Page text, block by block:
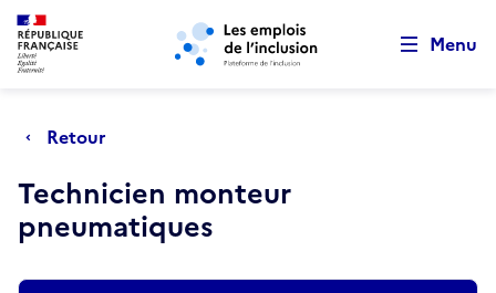
Aller au menu principal Aller au contenu principal
Menu
Retour
Technicien monteur
pneumatiques
Retour au début de la page
Panneau de gestion des cookies